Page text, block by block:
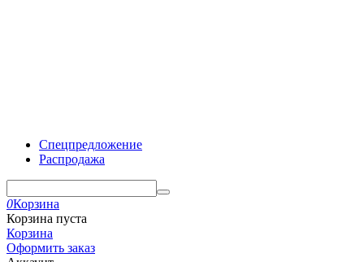
Спецпредложение
Распродажа
0Корзина
Корзина пуста
Корзина
Оформить заказ